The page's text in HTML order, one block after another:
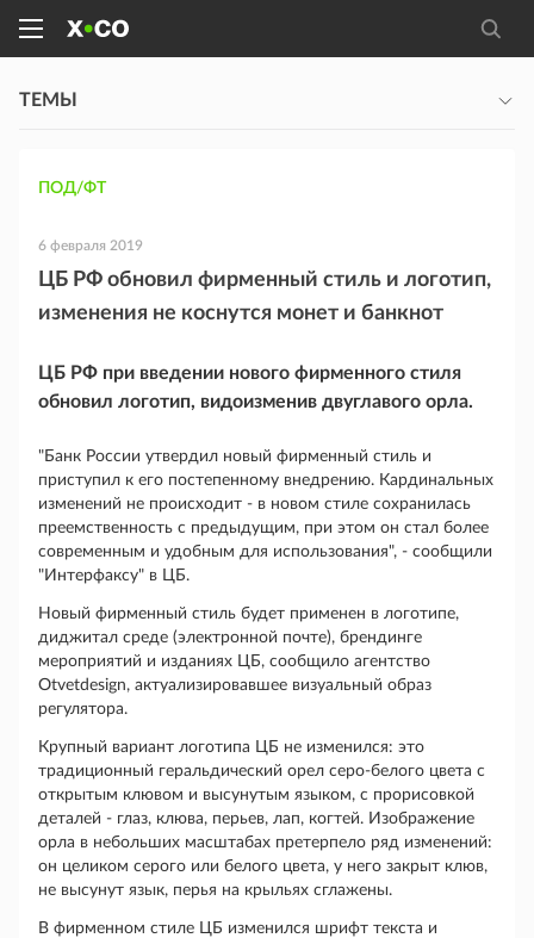
ТЕМЫ
ПОД/ФТ
6 февраля 2019
ЦБ РФ обновил фирменный стиль и логотип,
изменения не коснутся монет и банкнот
ЦБ РФ при введении нового фирменного стиля
обновил логотип, видоизменив двуглавого орла.
"Банк России утвердил новый фирменный стиль и
приступил к его постепенному внедрению. Кардинальных
изменений не происходит - в новом стиле сохранилась
преемственность с предыдущим, при этом он стал более
современным и удобным для использования", - сообщили
"Интерфаксу" в ЦБ.
Новый фирменный стиль будет применен в логотипе,
диджитал среде (электронной почте), брендинге
мероприятий и изданиях ЦБ, сообщило агентство
Otvetdesign, актуализировавшее визуальный образ
регулятора.
Крупный вариант логотипа ЦБ не изменился: это
традиционный геральдический орел серо-белого цвета с
открытым клювом и высунутым языком, с прорисовкой
деталей - глаз, клюва, перьев, лап, когтей. Изображение
орла в небольших масштабах претерпело ряд изменений:
он целиком серого или белого цвета, у него закрыт клюв,
не высунут язык, перья на крыльях сглажены.
В фирменном стиле ЦБ изменился шрифт текста и